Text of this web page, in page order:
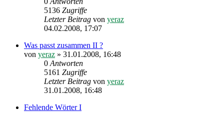
5136 Zugriffe
Letzter Beitrag von yeraz
04.02.2008, 17:07
Was passt zusammen II ?
von yeraz » 31.01.2008, 16:48
0 Antworten
5161 Zugriffe
Letzter Beitrag von yeraz
31.01.2008, 16:48
Fehlende Wörter I